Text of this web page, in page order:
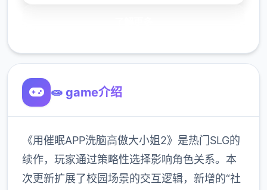
🧫 game介绍
《用催眠APP洗脑高傲大小姐2》是热门SLG的
续作，玩家通过策略性选择影响角色关系。本
次更新扩展了校园场景的交互逻辑，新增的“社